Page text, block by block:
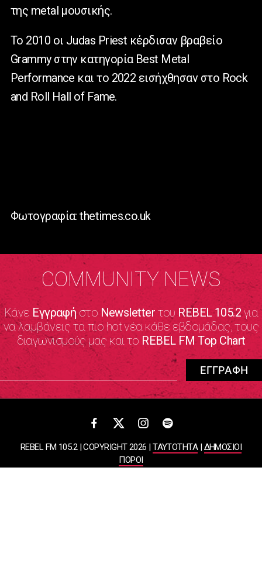
της metal μουσικής.
To 2010 oι Judas Priest κέρδισαν βραβείο
Grammy στην κατηγορία Best Metal
Performance και το 2022 εισήχθησαν στο Rock
and Roll Hall of Fame.
Φωτογραφία: thetimes.co.uk
COMMUNITY NEWS
Κάνε Εγγραφήστο NewsletterτουREBEL 105.2για
να λαμβάνεις τα πιο hot νέα κάθε εβδομάδας, τους
διαγωνισμούς μας και το REBEL FM Top Chart
REBEL FM 105.2 | COPYRIGHT 2026 |ΤΑΥΤΟΤΗΤΑ|ΔΗΜΟΣΙΟΙ
ΠΟΡΟΙ